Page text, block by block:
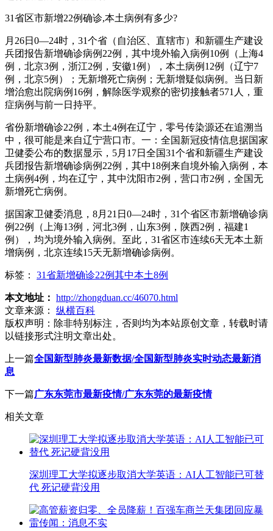
31省区市新增22例确诊,本土病例有多少?
月26日0—24时，31个省（自治区、直辖市）和新疆生产建设
兵团报告新增确诊病例22例，其中境外输入病例10例（上海4
例，北京3例，浙江2例，安徽1例），本土病例12例（辽宁7
例，北京5例）；无新增死亡病例；无新增疑似病例。当日新
增治愈出院病例16例，解除医学观察的密切接触者571人，重
症病例与前一日持平。
省份新增确诊22例，本土4例在辽宁，零号传染源还在追溯当
中，很可能是来自辽宁营口市。一：全国新冠疫情信息据国家
卫健委公布的数据显示，5月17日全国31个省和新疆生产建设
兵团报告新增确诊病例22例，其中18例来自境外输入病例，本
土病例4例，均在辽宁，其中沈阳市2例，营口市2例，全国无
新增死亡病例。
据国家卫健委消息，8月21日0—24时，31个省区市新增确诊病
例22例（上海13例，河北3例，山东3例，陕西2例，福建1
例），均为境外输入病例。至此，31省区市连续6天无本土新
增病例，北京连续15天无新增确诊病例。
标签： 31省新增确诊22例其中本土8例
本文地址： http://zhongduan.cc/46070.html
文章来源：
纵横百科
版权声明： 除非特别标注，否则均为本站原创文章，转载时请
以链接形式注明文章出处。
上一篇全国新型肺炎最新数据/全国新型肺炎实时动态最新消
息
下一篇广东东莞市最新疫情/广东东莞的最新疫情
相关文章
深圳理工大学拟逐步取消大学英语：AI人工智能已可替
代 死记硬背没用